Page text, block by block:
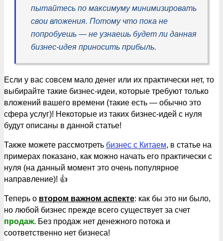
пытайтесь по максимуму минимизировать
свои вложения. Потому что пока не
попробуешь — не узнаешь будет ли данная
бизнес-идея приносить прибыль.
Если у вас совсем мало денег или их практически нет, то
выбирайте такие бизнес-идеи, которые требуют только
вложений вашего времени (такие есть — обычно это
сфера услуг)! Некоторые из таких бизнес-идей с нуля
будут описаны в данной статье!
Также можете рассмотреть бизнес с Китаем, в статье на
примерах показано, как можно начать его практически с
нуля (на данный момент это очень популярное
направление)! 👍
Теперь о втором важном аспекте: как бы это ни было,
но любой бизнес прежде всего существует за счет
продаж. Без продаж нет денежного потока и
соответственно нет бизнеса!